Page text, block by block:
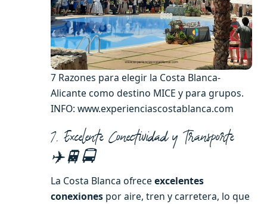
7 Razones para elegir la Costa Blanca-
Alicante como destino MICE y para grupos.
INFO: www.experienciascostablanca.com
7. Excelente Conectividad y Transporte
✈️🚆🚍
La Costa Blanca ofrece excelentes
conexiones por aire, tren y carretera, lo que